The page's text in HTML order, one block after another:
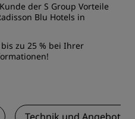
der S Group Vorteile
Blu Hotels in
zu 25 % bei Ihrer
!